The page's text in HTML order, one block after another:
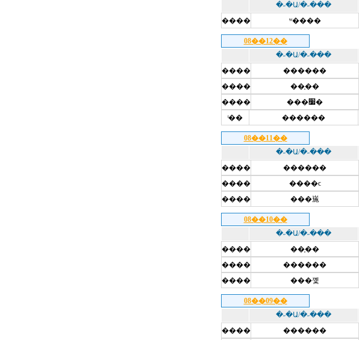
�˶�Ա/�˶���
����
ʷ����
08��12��
�˶�Ա/�˶���
����
������
����
��̩��
����
���׷�
ͭ��
������
08��11��
�˶�Ա/�˶���
����
������
����
����ϲ
����
���崺
08��10��
�˶�Ա/�˶���
����
��̩��
����
������
����
���꼧
08��09��
�˶�Ա/�˶���
����
������